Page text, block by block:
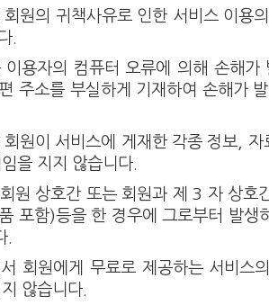
원의 귀책사유로 인한 서비스 이용
.
용자의 컴퓨터 오류에 의해 손해가
주소를 부실하게 기재하여 손해가
원이 서비스에 게재한 각종 정보,
을 지지 않습니다.
원 상호간 또는 회원과 제 3 자 상호
포함)등을 한 경우에 그로부터 발생
.
회원에게 무료로 제공하는 서비스
않습니다.